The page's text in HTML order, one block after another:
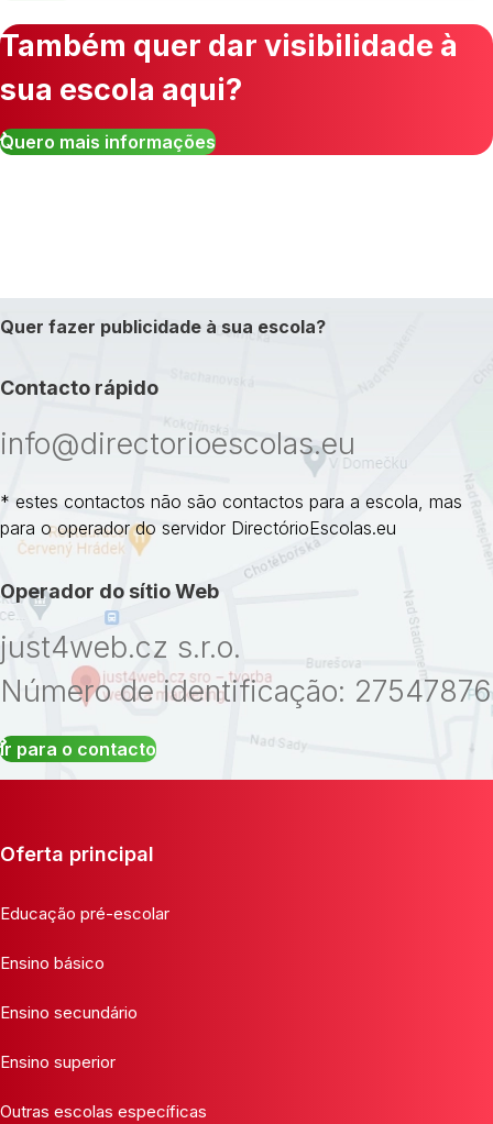
Também quer dar visibilidade à
sua escola aqui?
Quero mais informações
Quer fazer publicidade à sua escola?
Contacto rápido
info@directorioescolas.eu
* estes contactos não são contactos para a escola, mas
para o operador do servidor DirectórioEscolas.eu
Operador do sítio Web
just4web.cz s.r.o.
Número de identificação: 27547876
Ir para o contacto
Oferta principal
Educação pré-escolar
Ensino básico
Ensino secundário
Ensino superior
Outras escolas específicas